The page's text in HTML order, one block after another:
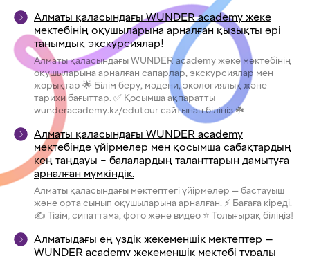
Алматы қаласындағы WUNDER academy жеке
мектебінің оқушыларына арналған қызықты әрі
танымдық экскурсиялар!
Алматы қаласындағы WUNDER academy жеке мектебінің
оқушыларына арналған сапарлар, экскурсиялар мен
жорықтар 🌟 Білім беру, мәдени, экологиялық және
тарихи бағыттар. ✅ Қосымша ақпаратты
wunderacademy.kz/edutour сайтынан біліңіз ☘️
Алматы қаласындағы WUNDER academy
мектебінде үйірмелер мен қосымша сабақтардың
кең таңдауы – балалардың таланттарын дамытуға
арналған мүмкіндік.
Алматы қаласындағы мектептегі үйірмелер — бастауыш
және орта сынып оқушыларына арналған. ⚡ Бағаға кіреді.
✍ Тізім, сипаттама, фото және видео ⭐ Толығырақ біліңіз!
Алматыдағы ең үздік жекеменшік мектептер —
WUNDER academy жекеменшік мектебі туралы